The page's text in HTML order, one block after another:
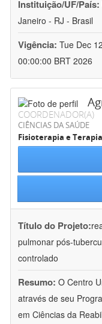
Instituição/UF/País:
Janeiro - RJ - Brasil
Vigência: Tue Dec
00:00:00 BRT 2026
COORDENADOR(A)
CIÊNCIAS DA SAÚDE
Fisioterapia e
Título do Projeto:
pulmonar pós-
controlado
Resumo: O Centro
através de seu
em Ciências da